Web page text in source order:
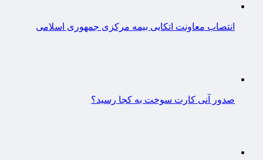
انتصاب معاونت اتکایی بیمه مرکزی جمهوری اسلامی
صدور آنی کارت سوخت به کجا رسید؟